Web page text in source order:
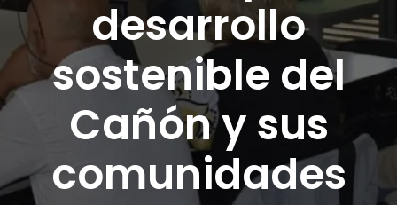
DONA AQUÍdesarrollo
sostenible del
Cañón y sus
comunidades